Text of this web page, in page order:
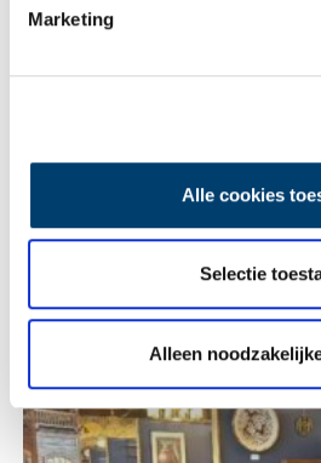
Marketing
Alle cookies
Selectie
Alleen
Lees meer
Heiligen van de Lage Landen I: van